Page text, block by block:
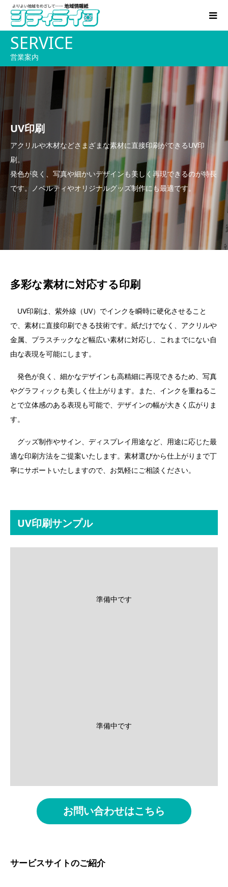
SERVICE
営業案内
UV印刷
アクリルや木材などさまざまな素材に直接印刷ができるUV印
刷。
発色が良く、写真や細かいデザインも美しく再現できるのが特長
です。ノベルティやオリジナルグッズ制作にも最適です。
多彩な素材に対応する印刷
UV印刷は、紫外線（UV）でインクを瞬時に硬化させること
で、素材に直接印刷できる技術です。紙だけでなく、アクリルや
金属、プラスチックなど幅広い素材に対応し、これまでにない自
由な表現を可能にします。
発色が良く、細かなデザインも高精細に再現できるため、写真
やグラフィックも美しく仕上がります。また、インクを重ねるこ
とで立体感のある表現も可能で、デザインの幅が大きく広がりま
す。
グッズ制作やサイン、ディスプレイ用途など、用途に応じた最
適な印刷方法をご提案いたします。素材選びから仕上がりまで丁
寧にサポートいたしますので、お気軽にご相談ください。
UV印刷サンプル
準備中です
準備中です
お問い合わせはこちら
サービスサイトのご紹介